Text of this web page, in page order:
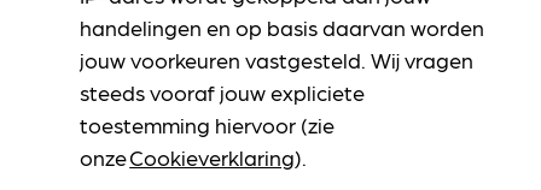
handelingen en op basis daarvan worden
jouw voorkeuren vastgesteld. Wij vragen
steeds vooraf jouw expliciete
toestemming hiervoor (zie
onzeCookieverklaring).